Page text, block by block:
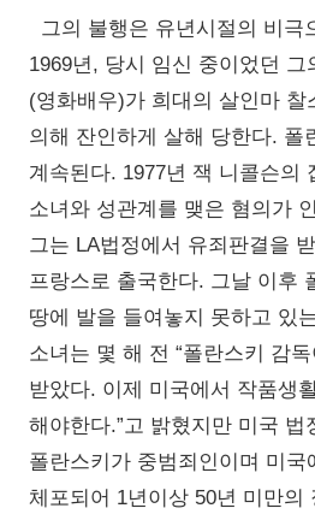
그의 불행은 유년시절의 비극
1969년, 당시 임신 중이었던 그
(영화배우)가 희대의 살인마 찰
의해 잔인하게 살해 당한다. 폴
계속된다. 1977년 잭 니콜슨의
소녀와 성관계를 맺은 혐의가
그는 LA법정에서 유죄판결을
프랑스로 출국한다. 그날 이후
땅에 발을 들여놓지 못하고 있
소녀는 몇 해 전 “폴란스키 감
받았다. 이제 미국에서 작품생
해야한다.”고 밝혔지만 미국 법
폴란스키가 중범죄인이며 미국
체포되어 1년이상 50년 미만의